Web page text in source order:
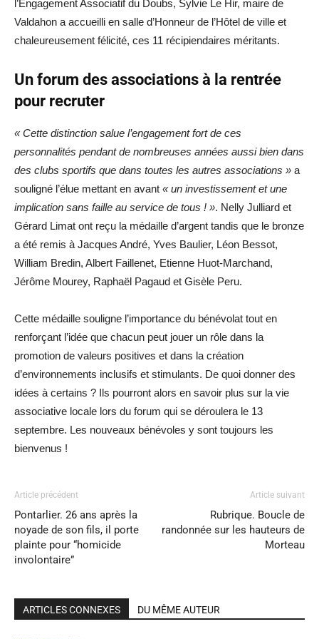
l’Engagement Associatif du Doubs, Sylvie Le Hir, maire de
Valdahon a accueilli en salle d’Honneur de l’Hôtel de ville et
chaleureusement félicité, ces 11 récipiendaires méritants.
Un forum des associations à la rentrée
pour recruter
« Cette distinction salue l’engagement fort de ces
personnalités pendant de nombreuses années aussi bien dans
des clubs sportifs que dans toutes les autres associations » a
souligné l’élue mettant en avant « un investissement et une
implication sans faille au service de tous ! ». Nelly Julliard et
Gérard Limat ont reçu la médaille d’argent tandis que le bronze
a été remis à Jacques André, Yves Baulier, Léon Bessot,
William Bredin, Albert Faillenet, Etienne Huot-Marchand,
Jérôme Mourey, Raphaël Pagaud et Gisèle Peru.
Cette médaille souligne l’importance du bénévolat tout en
renforçant l’idée que chacun peut jouer un rôle dans la
promotion de valeurs positives et dans la création
d’environnements inclusifs et stimulants. De quoi donner des
idées à certains ? Ils pourront alors en savoir plus sur la vie
associative locale lors du forum qui se déroulera le 13
septembre. Les nouveaux bénévoles y sont toujours les
bienvenus !
Article précédent
Pontarlier. 26 ans après la
noyade de son fils, il porte
plainte pour “homicide
involontaire”
Article suivant
Rubrique. Boucle de
randonnée sur les hauteurs de
Morteau
ARTICLES CONNEXES DU MÊME AUTEUR